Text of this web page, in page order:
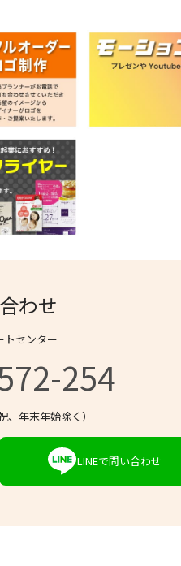
わせ
トセンター
254
、年末年始除く）
LINEで問い合わせ